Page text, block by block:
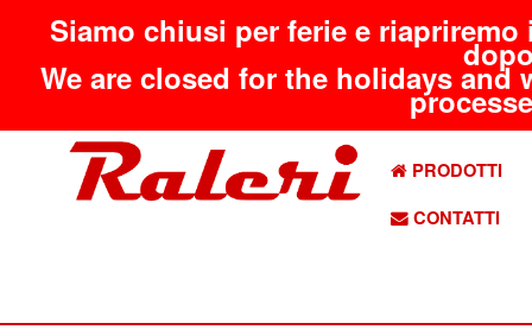
Siamo chiusi per ferie e
We are closed for the holidays
PRODOTTI
CONTATTI